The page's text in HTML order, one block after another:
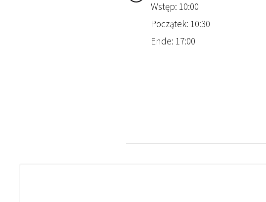
Wstęp: 10:00
Początek: 10:30
Ende: 17:00